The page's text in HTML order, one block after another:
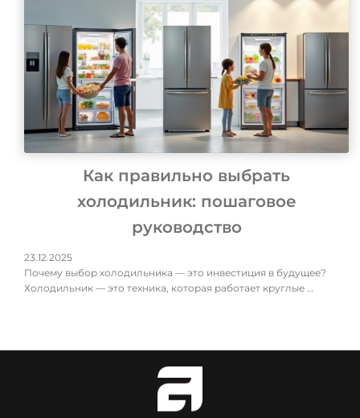
Как правильно выбрать
холодильник: пошаговое
руководство
23.12.2025
Почему выбор холодильника — это инвестиция в будущее?
Холодильник — это техника, которая работает круглые …